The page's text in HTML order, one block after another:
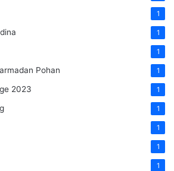
1
1
1
Pohan 1
2023 1
1
1
1
1